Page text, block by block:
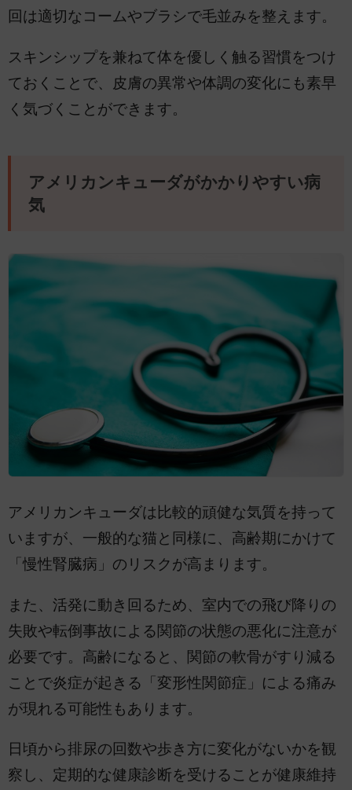
回は適切なコームやブラシで毛並みを整えます。
スキンシップを兼ねて体を優しく触る習慣をつけ
ておくことで、皮膚の異常や体調の変化にも素早
く気づくことができます。
アメリカンキューダがかかりやすい病
気
アメリカンキューダは比較的頑健な気質を持って
いますが、一般的な猫と同様に、高齢期にかけて
「慢性腎臓病」のリスクが高まります。
また、活発に動き回るため、室内での飛び降りの
失敗や転倒事故による関節の状態の悪化に注意が
必要です。高齢になると、関節の軟骨がすり減る
ことで炎症が起きる「変形性関節症」による痛み
が現れる可能性もあります。
日頃から排尿の回数や歩き方に変化がないかを観
察し、定期的な健康診断を受けることが健康維持